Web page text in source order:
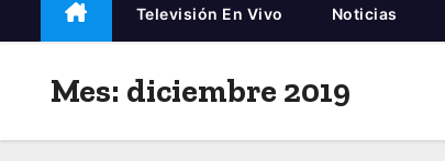
Televisión En Vivo Noticias
Mes: diciembre 2019